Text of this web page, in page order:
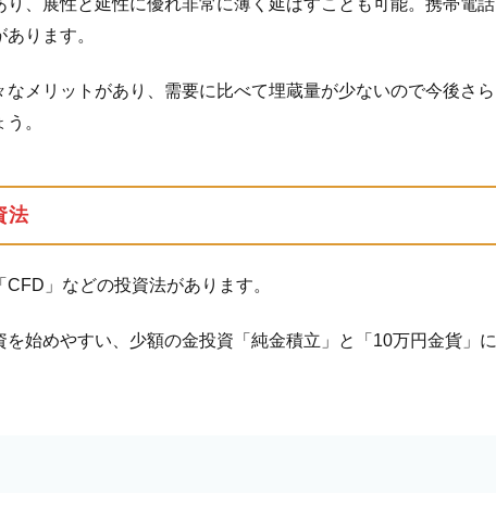
り、展性と延性に優れ非常に薄く延ばすことも可能。携帯電話
ります。
なメリットがあり、需要に比べて埋蔵量が少ないので今後さら
。
法
」などの投資法があります。
を始めやすい、少額の金投資「純金積立」と「10万円金貨」に